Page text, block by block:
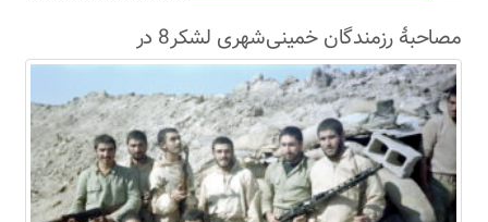
مصاحبۀ رزمندگان خمینی‌شهری لشکر8 در
سال63+فیلم